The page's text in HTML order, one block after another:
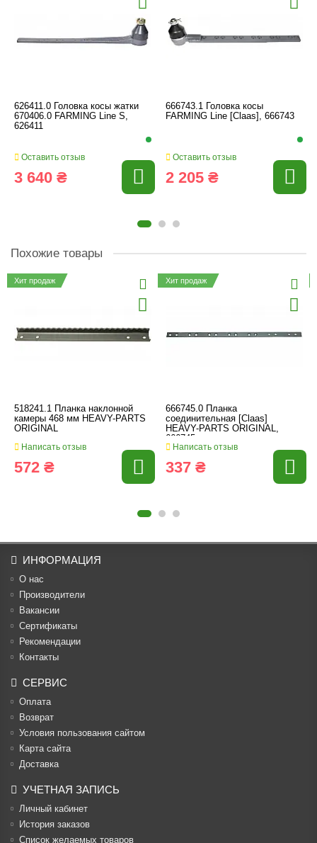
626411.0 Головка косы жатки
670406.0 FARMING Line S,
626411
Оставить отзыв
3 640 ₴
666743.1 Головка косы
FARMING Line [Claas], 666743
Оставить отзыв
2 205 ₴
Похожие товары
Хит продаж
518241.1 Планка наклонной
камеры 468 мм HEAVY-PARTS
ORIGINAL
Написать отзыв
572 ₴
Хит продаж
666745.0 Планка
соединительная [Claas]
HEAVY-PARTS ORIGINAL,
666745
Написать отзыв
337 ₴
ИНФОРМАЦИЯ
О нас
Производители
Вакансии
Cертификаты
Рекомендации
Контакты
СЕРВИС
Оплата
Возврат
Условия пользования сайтом
Карта сайта
Доставка
УЧЕТНАЯ ЗАПИСЬ
Личный кабинет
История заказов
Список желаемых товаров